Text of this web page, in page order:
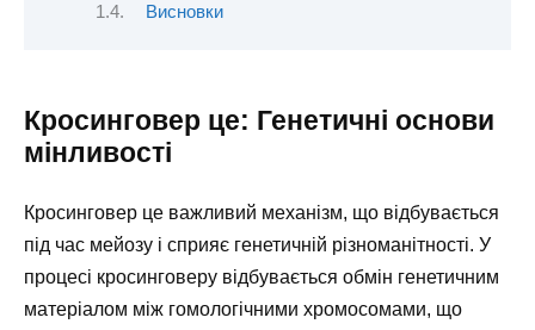
Висновки
Кросинговер це: Генетичні основи
мінливості
Кросинговер це важливий механізм, що відбувається
під час мейозу і сприяє генетичній різноманітності. У
процесі кросинговеру відбувається обмін генетичним
матеріалом між гомологічними хромосомами, що